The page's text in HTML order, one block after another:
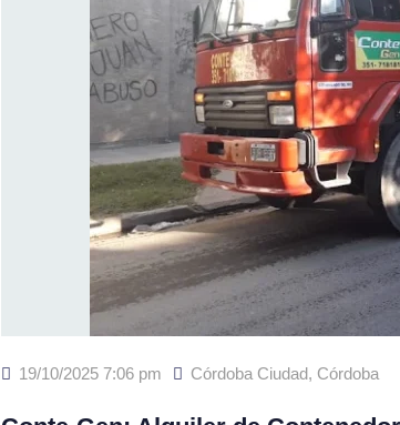
19/10/2025 7:06 pm Córdoba Ciudad, Córdoba